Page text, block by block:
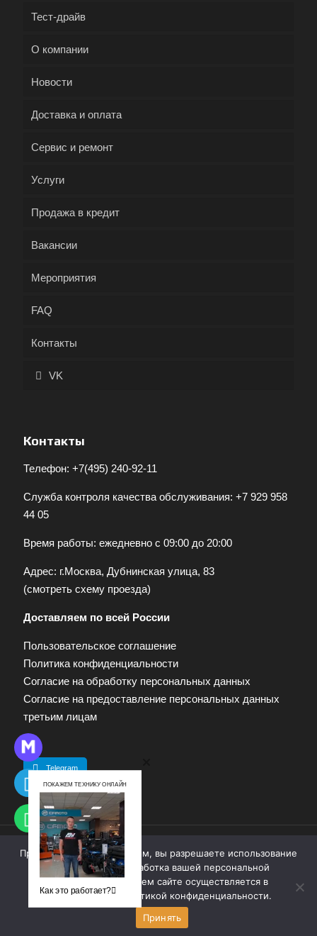
Тест-драйв
О компании
Новости
Доставка и оплата
Сервис и ремонт
Услуги
Продажа в кредит
Вакансии
Мероприятия
FAQ
Контакты
VK
Контакты
Телефон: +7(495) 240-92-11
Служба контроля качества обслуживания: +7 929 958
44 05
Время работы: ежедневно с 09:00 до 20:00
Адрес: г.Москва, Дубнинская улица, 83
(смотреть схему проезда)
Доставляем по всей России
Пользовательское соглашение
Политика конфиденциальности
Согласие на обработку персональных данных
Согласие на предоставление персональных данных
третьим лицам
Telegram
© 2009—2025. Квадропарк. Все права защищены.
Материалы, размещенные на сайте, не являются
публичной офертой. Для получения информации
обращайтесь к продавцу.
Продолжая работу с сайтом, вы разрешаете использование
cookie-файлов. Обработка вашей персональной
информации на нашем сайте осуществляется в
соответствии с
политикой конфиденциальности.
Принять
ПОКАЖЕМ ТЕХНИКУ ОНЛАЙН
Как это работает?